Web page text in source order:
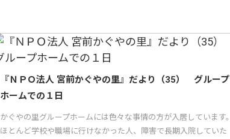
『ＮＰＯ法人 宮前かぐやの里』だより（35） グループ
ホームでの１日
かぐやの里グループホームには色々な事情の方が入居しています。
ほとんど学校や職場に行けなかった人、障害で長期入院していた